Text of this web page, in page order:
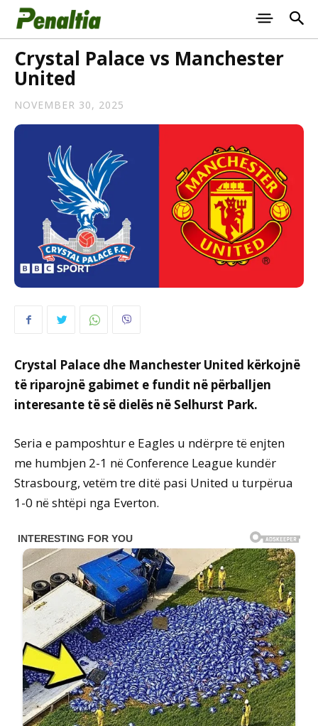
Crystal Palace vs Manchester
United
NOVEMBER 30, 2025
Crystal Palace dhe Manchester United kërkojnë
të riparojnë gabimet e fundit në përballjen
interesante të së dielës në Selhurst Park.
Seria e pamposhtur e Eagles u ndërpre të enjten
me humbjen 2-1 në Conference League kundër
Strasbourg, vetëm tre ditë pasi United u turpërua
1-0 në shtëpi nga Everton.